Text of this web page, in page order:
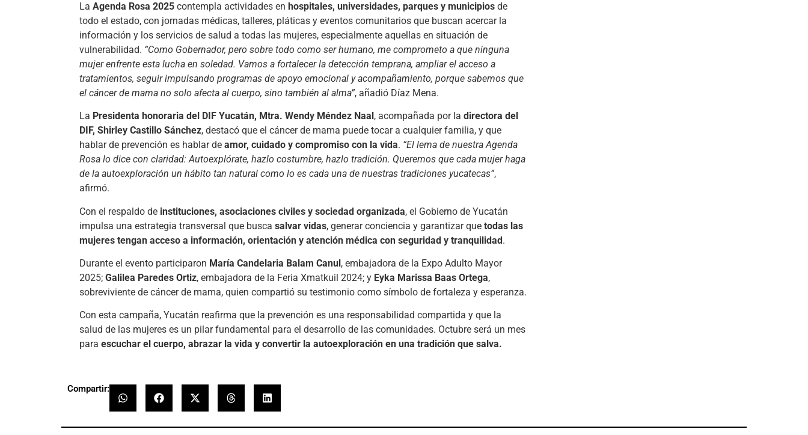
La Agenda Rosa 2025 contempla actividades en hospitales, universidades, parques y municipios de
todo el estado, con jornadas médicas, talleres, pláticas y eventos comunitarios que buscan acercar la
información y los servicios de salud a todas las mujeres, especialmente aquellas en situación de
vulnerabilidad. “Como Gobernador, pero sobre todo como ser humano, me comprometo a que ninguna
mujer enfrente esta lucha en soledad. Vamos a fortalecer la detección temprana, ampliar el acceso a
tratamientos, seguir impulsando programas de apoyo emocional y acompañamiento, porque sabemos que
el cáncer de mama no solo afecta al cuerpo, sino también al alma”, añadió Díaz Mena.
La Presidenta honoraria del DIF Yucatán, Mtra. Wendy Méndez Naal , acompañada por la directora del
DIF, Shirley Castillo Sánchez, destacó que el cáncer de mama puede tocar a cualquier familia, y que
hablar de prevención es hablar de amor, cuidado y compromiso con la vida. “El lema de nuestra Agenda
Rosa lo dice con claridad: Autoexplórate, hazlo costumbre, hazlo tradición. Queremos que cada mujer haga
de la autoexploración un hábito tan natural como lo es cada una de nuestras tradiciones yucatecas”,
afirmó.
Con el respaldo de instituciones, asociaciones civiles y sociedad organizada, el Gobierno de Yucatán
impulsa una estrategia transversal que busca salvar vidas, generar conciencia y garantizar que todas las
mujeres tengan acceso a información, orientación y atención médica con seguridad y tranquilidad.
Durante el evento participaron María Candelaria Balam Canul, embajadora de la Expo Adulto Mayor
2025; Galilea Paredes Ortiz, embajadora de la Feria Xmatkuil 2024; y Eyka Marissa Baas Ortega,
sobreviviente de cáncer de mama, quien compartió su testimonio como símbolo de fortaleza y esperanza.
Con esta campaña, Yucatán reafirma que la prevención es una responsabilidad compartida y que la
salud de las mujeres es un pilar fundamental para el desarrollo de las comunidades. Octubre será un mes
para escuchar el cuerpo, abrazar la vida y convertir la autoexploración en una tradición que salva.
Compartir: